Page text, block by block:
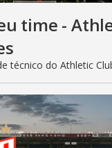
time -
técnico do Athletic